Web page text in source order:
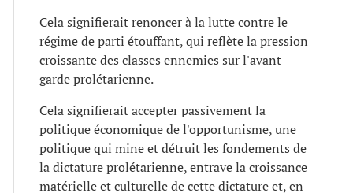
Cela signifierait renoncer à la lutte contre le
régime de parti étouffant, qui reflète la pression
croissante des classes ennemies sur l'avant-
garde prolétarienne.
Cela signifierait accepter passivement la
politique économique de l'opportunisme, une
politique qui mine et détruit les fondements de
la dictature prolétarienne, entrave la croissance
matérielle et culturelle de cette dictature et, en